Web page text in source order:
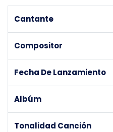
Cantante
Compositor
Fecha De Lanzamiento
Albúm
Tonalidad Canción